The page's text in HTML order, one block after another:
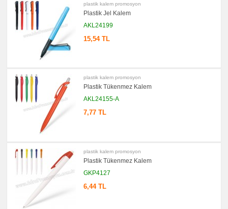
plastik kalem promosyon
Plastik Jel Kalem
AKL24199
15,54 TL
plastik kalem promosyon
Plastik Tükenmez Kalem
AKL24155-A
7,77 TL
plastik kalem promosyon
Plastik Tükenmez Kalem
GKP4127
6,44 TL
Çantası
&
Bloknot
promosyon
promosyon
Seti
&
Tutucu
promosyon
Aksesuarları
promosyon
Ürünler